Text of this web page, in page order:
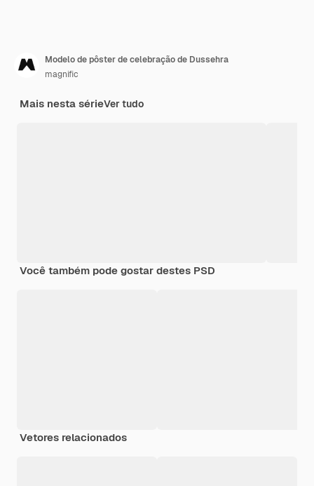
Modelo de pôster de celebração de Dussehra
magnific
Mais nesta sérieVer tudo
Você também pode gostar destes PSD
Vetores relacionados